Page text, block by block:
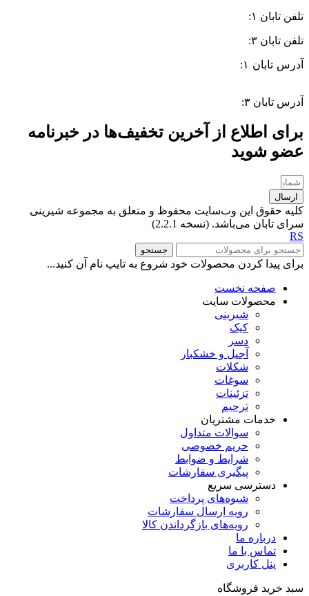
تلفن تابان ۱:
تلفن تابان ۳:
آدرس تابان ۱:
آدرس تابان ۳:
برای اطلاع از آخرین تخفیف‌ها در خبرنامه
عضو شوید
ارسال
کلیه حقوق این وب‌سایت محفوظ و متعلق به مجموعه شیرینی
سرای تابان می‌باشد. (نسخه 2.2.1)
RS
جستجو
برای پیدا کردن محصولات خود شروع به تایپ نام آن کنید...
صفحه نخست
محصولات سایت
شیرینی
کیک
دسر
آجیل و خشکبار
شکلات
سوغات
تزئینات
ترحیم
خدمات مشتریان
سوالات متداول
حریم خصوصی
شرایط و ضوابط
پیگیری سفارشات
دسترسی سریع
شیوه‌های پرداخت
رویه ارسال سفارشات
رویه‌های بازگرداندن کالا
درباره ما
تماس با ما
پنل کاربری
سبد خرید فروشگاه